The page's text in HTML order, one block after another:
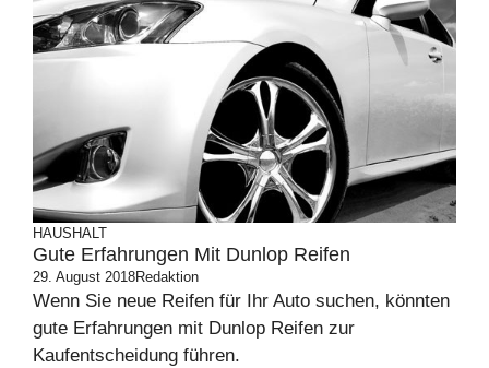
HAUSHALT
Gute Erfahrungen Mit Dunlop Reifen
29. August 2018Redaktion
Wenn Sie neue Reifen für Ihr Auto suchen, könnten
gute Erfahrungen mit Dunlop Reifen zur
Kaufentscheidung führen.